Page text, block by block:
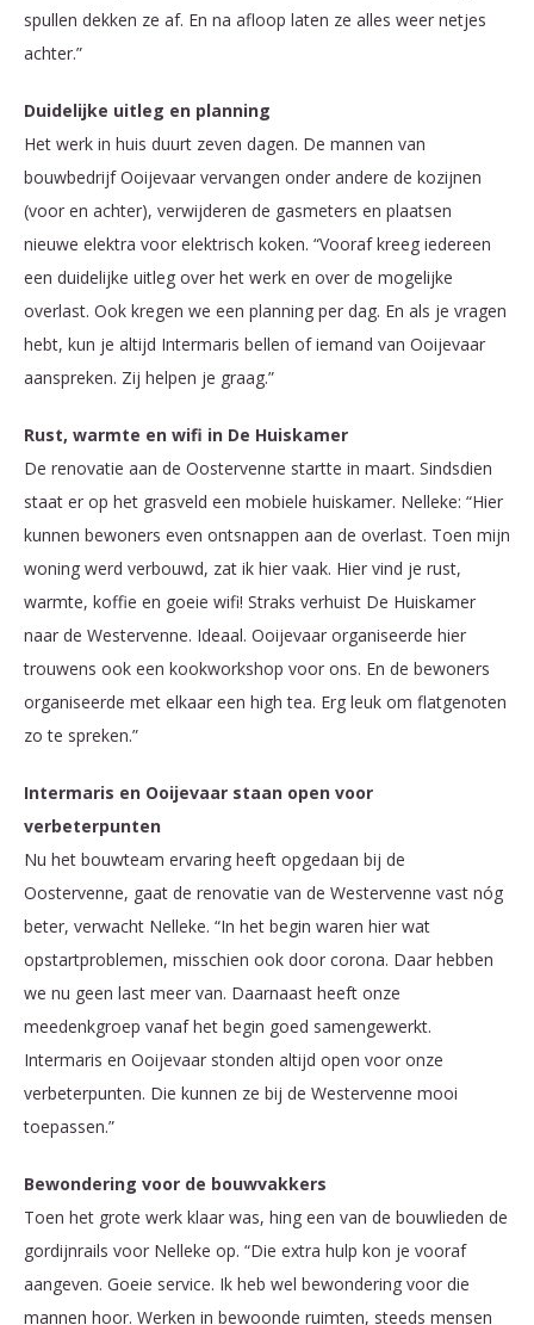
spullen dekken ze af. En na afloop laten ze alles weer netjes
achter.”
Duidelijke uitleg en planning
Het werk in huis duurt zeven dagen. De mannen van
bouwbedrijf Ooijevaar vervangen onder andere de kozijnen
(voor en achter), verwijderen de gasmeters en plaatsen
nieuwe elektra voor elektrisch koken. “Vooraf kreeg iedereen
een duidelijke uitleg over het werk en over de mogelijke
overlast. Ook kregen we een planning per dag. En als je vragen
hebt, kun je altijd Intermaris bellen of iemand van Ooijevaar
aanspreken. Zij helpen je graag.”
Rust, warmte en wifi in De Huiskamer
De renovatie aan de Oostervenne startte in maart. Sindsdien
staat er op het grasveld een mobiele huiskamer. Nelleke: “Hier
kunnen bewoners even ontsnappen aan de overlast. Toen mijn
woning werd verbouwd, zat ik hier vaak. Hier vind je rust,
warmte, koffie en goeie wifi! Straks verhuist De Huiskamer
naar de Westervenne. Ideaal. Ooijevaar organiseerde hier
trouwens ook een kookworkshop voor ons. En de bewoners
organiseerde met elkaar een high tea. Erg leuk om flatgenoten
zo te spreken.”
Intermaris en Ooijevaar staan open voor
verbeterpunten
Nu het bouwteam ervaring heeft opgedaan bij de
Oostervenne, gaat de renovatie van de Westervenne vast nóg
beter, verwacht Nelleke. “In het begin waren hier wat
opstartproblemen, misschien ook door corona. Daar hebben
we nu geen last meer van. Daarnaast heeft onze
meedenkgroep vanaf het begin goed samengewerkt.
Intermaris en Ooijevaar stonden altijd open voor onze
verbeterpunten. Die kunnen ze bij de Westervenne mooi
toepassen.”
Bewondering voor de bouwvakkers
Toen het grote werk klaar was, hing een van de bouwlieden de
gordijnrails voor Nelleke op. “Die extra hulp kon je vooraf
aangeven. Goeie service. Ik heb wel bewondering voor die
mannen hoor. Werken in bewoonde ruimten, steeds mensen